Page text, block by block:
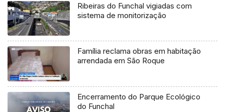
Ribeiras do Funchal vigiadas com
sistema de monitorização
Família reclama obras em habitação
arrendada em São Roque
Encerramento do Parque Ecológico
do Funchal